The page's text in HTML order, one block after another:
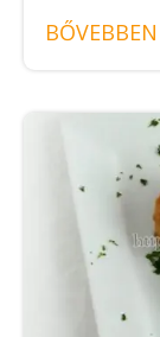
BŐVEBBEN